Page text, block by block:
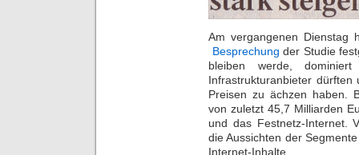
Am vergangenen
Besprechung der Studie
bleiben werde, dominiert
Infrastrukturanbieter
Preisen zu ächzen haben.
von zuletzt 45,7 Milliarden
und das Festnetz-Internet.
die Aussichten der
Internet-Inhalte.